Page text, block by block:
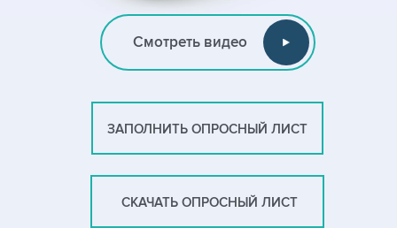
ЗАПОЛНИТЬ ОПРОСНЫЙ ЛИСТ
СКАЧАТЬ ОПРОСНЫЙ ЛИСТ
Смотреть видео